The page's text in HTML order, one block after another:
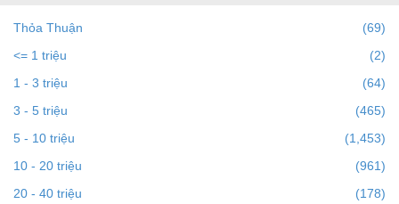
batdongsan liền kề cùng mức giá giúp bạn dễ dàng tìm ra
chính chủ của BĐS.
Để việc
nhanh nhất và phù hợp
có bất động sản muốn cho thuê, bạn có thể
đăng tin Cho
thuê nhà đất miễn phí
ngàn người mỗi ngày.
Thỏa Thuận
(69)
<= 1 triệu
(2)
1 - 3 triệu
(64)
3 - 5 triệu
(465)
5 - 10 triệu
(1,453)
10 - 20 triệu
(961)
20 - 40 triệu
(178)